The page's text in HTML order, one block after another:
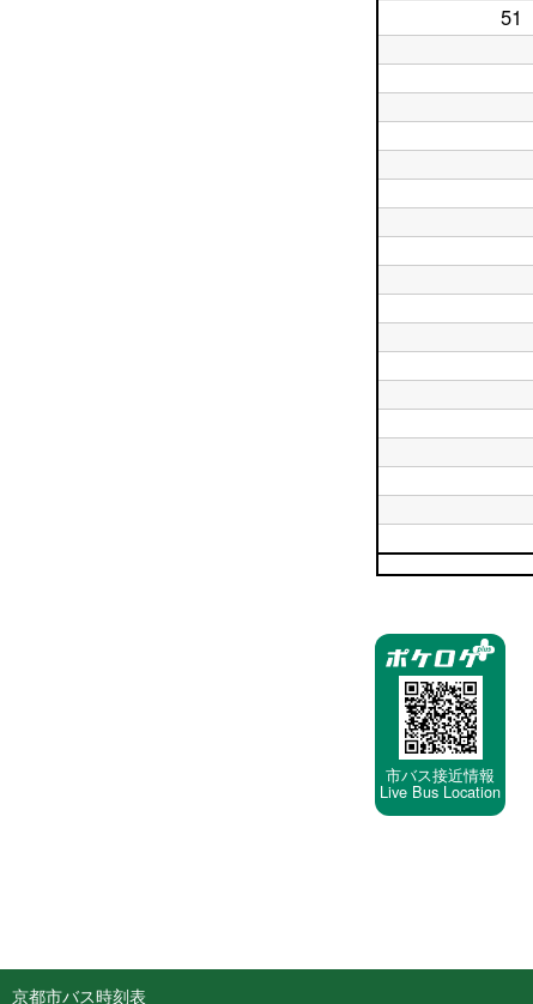
日
5
台
51
平
日
時
台
平
日
時
台
平
日
時
台
平
日
時
台
平
日
時
台
平
日
時
台
平
日
時
台
平
日
時
台
平
日
時
台
平
日
時
台
平
日
時
台
平
日
時
台
平
日
時
台
平
日
時
台
平
日
時
台
平
日
時
台
平
日
22
平
日
台
市バス接近情報
Live Bus Location
京都市バス時刻表